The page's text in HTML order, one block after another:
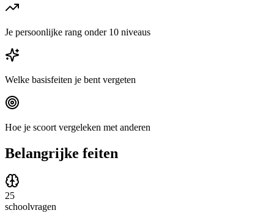
Je persoonlijke rang onder 10 niveaus
Welke basisfeiten je bent vergeten
Hoe je scoort vergeleken met anderen
Belangrijke feiten
25
schoolvragen